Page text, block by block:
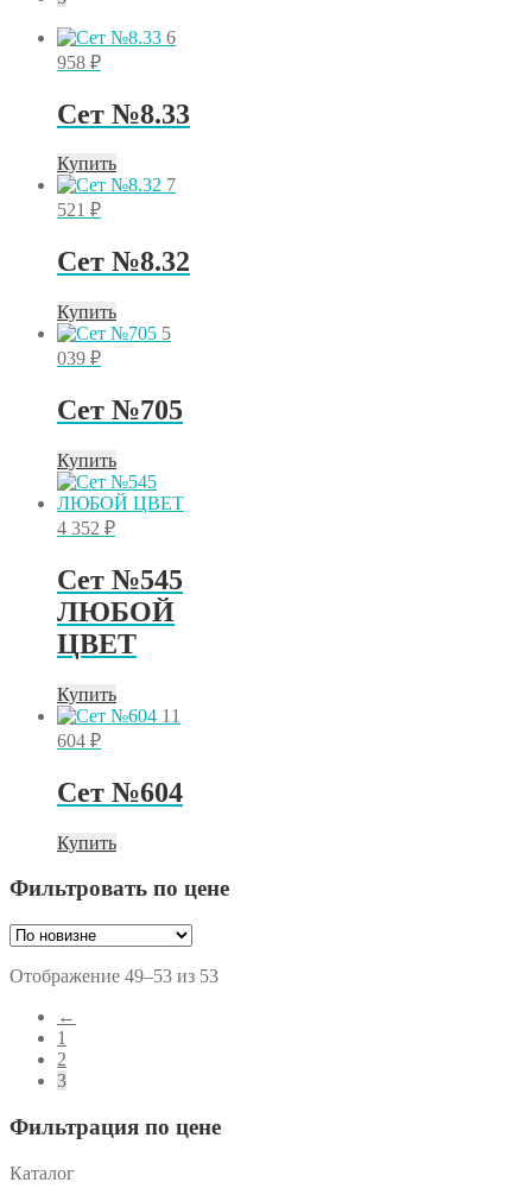
6
958 ₽
Сет №8.33
Купить
7
521 ₽
Сет №8.32
Купить
5
039 ₽
Сет №705
Купить
4 352 ₽
Сет №545
ЛЮБОЙ
ЦВЕТ
Купить
11
604 ₽
Сет №604
Купить
Фильтровать по цене
Отображение 49–53 из 53Сортировка:
←
1
2
3
Фильтрация по цене
Каталог